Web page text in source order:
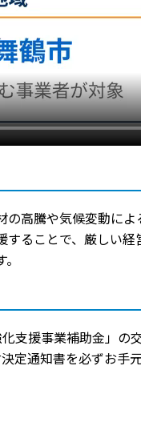
高騰や気候変動に
ることで、厳しい
援事業補助金」の
定通知書を必ずお手